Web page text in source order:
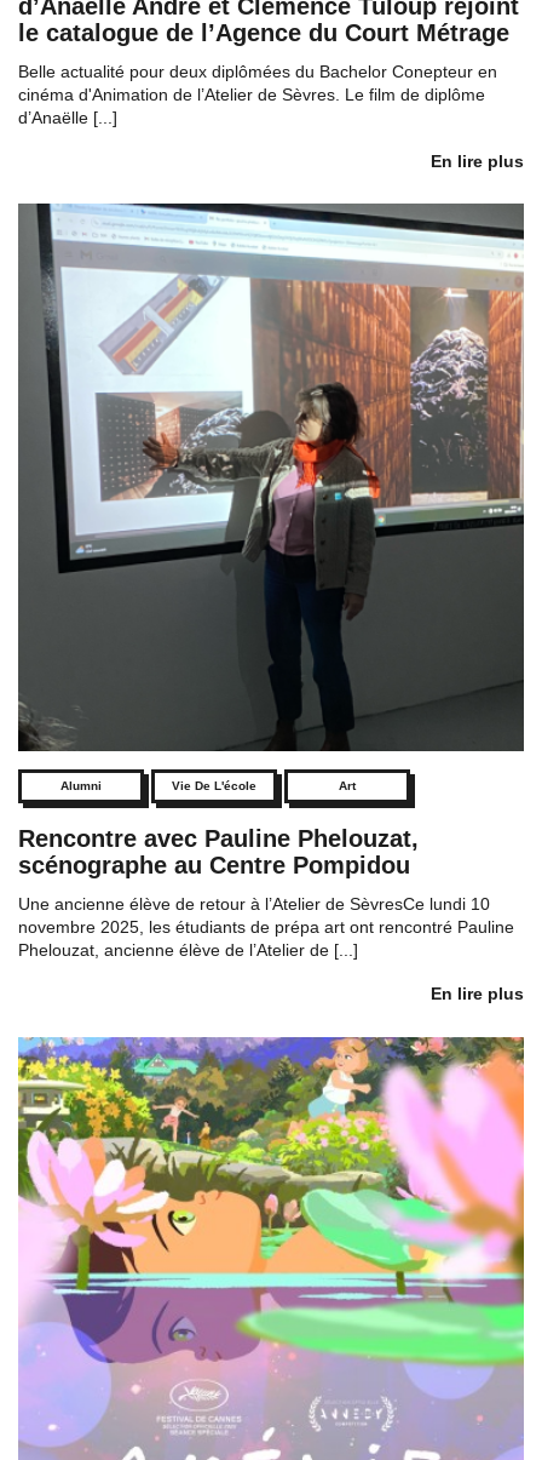
d’Anaëlle André et Clémence Tuloup rejoint
le catalogue de l’Agence du Court Métrage
Belle actualité pour deux diplômées du Bachelor Conepteur en
cinéma d'Animation de l’Atelier de Sèvres. Le film de diplôme
d’Anaëlle [...]
En lire plus
Alumni Vie De L'école Art
Rencontre avec Pauline Phelouzat,
scénographe au Centre Pompidou
Une ancienne élève de retour à l’Atelier de SèvresCe lundi 10
novembre 2025, les étudiants de prépa art ont rencontré Pauline
Phelouzat, ancienne élève de l’Atelier de [...]
En lire plus